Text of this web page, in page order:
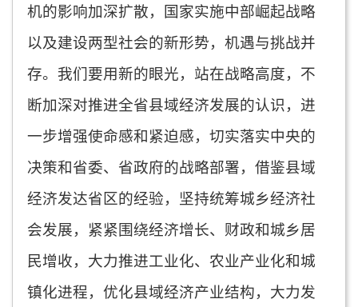
机的影响加深扩散，国家实施中部崛起战略
以及建设两型社会的新形势，机遇与挑战并
存。我们要用新的眼光，站在战略高度，不
断加深对推进全省县域经济发展的认识，进
一步增强使命感和紧迫感，切实落实中央的
决策和省委、省政府的战略部署，借鉴县域
经济发达省区的经验，坚持统筹城乡经济社
会发展，紧紧围绕经济增长、财政和城乡居
民增收，大力推进工业化、农业产业化和城
镇化进程，优化县域经济产业结构，大力发